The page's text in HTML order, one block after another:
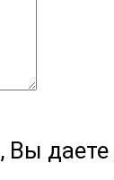
Вы даете